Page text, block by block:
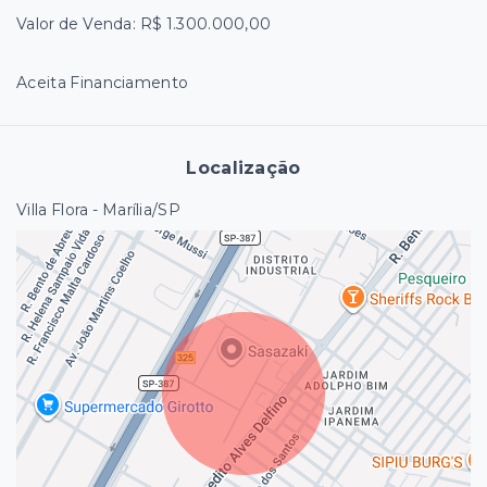
Valor de Venda: R$ 1.300.000,00
Aceita Financiamento
Localização
Villa Flora - Marília/SP